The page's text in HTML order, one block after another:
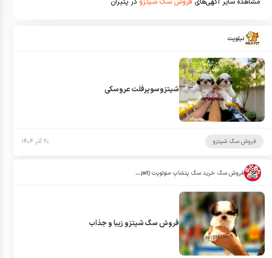
نیلوپت
شیتزوسوپرفلت عروسکی
فروش سگ شیتزو ۲۰ آذر ۱۴۰۴
فروش سگ خرید سگ پتشاپ منوتوپت (manotopet)
فروش سگ شیتزو زیبا و جذاب